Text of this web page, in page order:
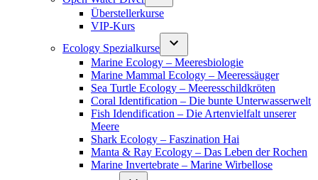
Überstellerkurse
VIP-Kurs
Ecology Spezialkurse
Marine Ecology – Meeresbiologie
Marine Mammal Ecology – Meeressäuger
Sea Turtle Ecology – Meeresschildkröten
Coral Identification – Die bunte Unterwasserwelt
Fish Idendification – Die Artenvielfalt unserer
Meere
Shark Ecology – Faszination Hai
Manta & Ray Ecology – Das Leben der Rochen
Marine Invertebrate – Marine Wirbellose